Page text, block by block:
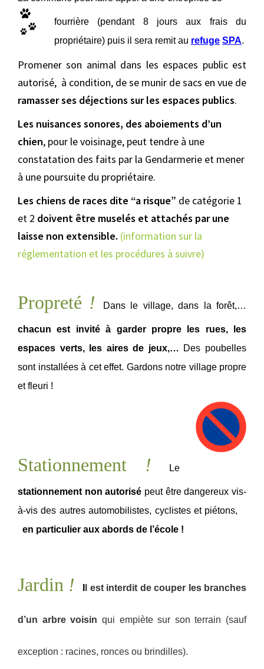
fourrière (pendant 8 jours aux frais du
propriétaire) puis il sera remit au refuge SPA.
Promener son animal dans les espaces public est
autorisé, à condition, de se munir de sacs en vue de
ramasser ses déjections sur les espaces publics.
Les nuisances sonores, des aboiements d’un
chien, pour le voisinage, peut tendre à une
constatation des faits par la Gendarmerie et mener
à une poursuite du propriétaire.
Les chiens de races dite “a risque” de catégorie 1
et 2 doivent être muselés et attachés par une
laisse non extensible. (information sur la
réglementation et les procédures à suivre)
Propreté ! Dans le village, dans la forêt,…
chacun est invité à garder propre les rues, les
espaces verts, les aires de jeux,… Des poubelles
sont installées à cet effet. Gardons notre village propre
et fleuri !
Stationnement ! Le
stationnement non autorisé peut être dangereux vis-
à-vis des autres automobilistes, cyclistes et piétons,
en particulier aux abords de l’école !
Jardin ! l est interdit de couper les branches
d’un arbre voisin qui empiète sur son terrain (sauf
exception : racines, ronces ou brindilles).